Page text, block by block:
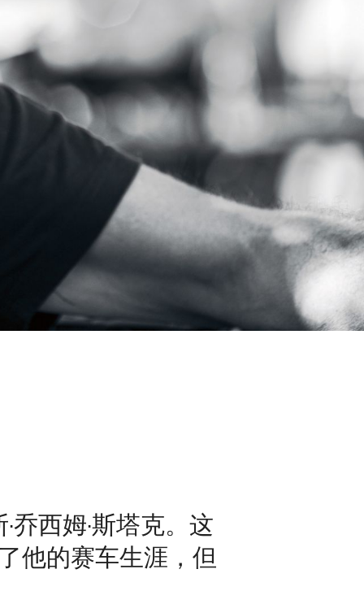
西姆·斯塔克。这
他的赛车生涯，但